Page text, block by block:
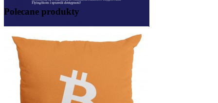
Polecane produkty